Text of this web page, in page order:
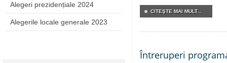
Alegeri prezidențiale 2024
Alegerile locale generale 2023
CITEŞTE MAI MULT...
Întreruperi